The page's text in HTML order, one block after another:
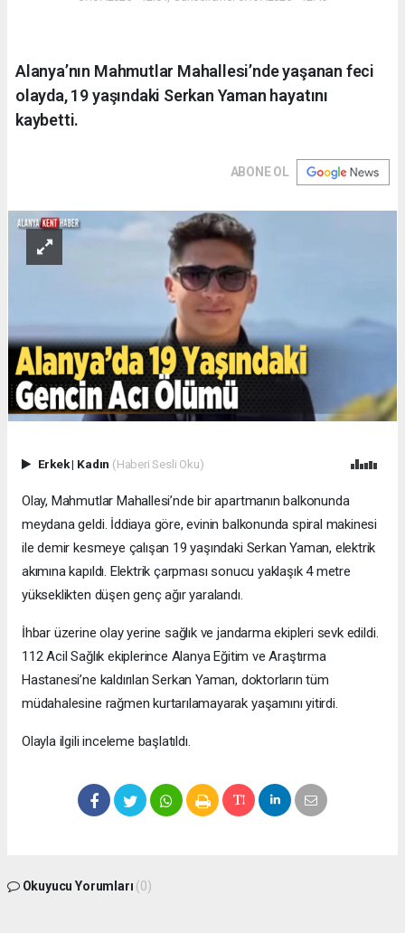
Alanya’nın Mahmutlar Mahallesi’nde yaşanan feci
olayda, 19 yaşındaki Serkan Yaman hayatını
kaybetti.
ABONE OL
Erkek| Kadın (Haberi Sesli Oku)
Olay, Mahmutlar Mahallesi’nde bir apartmanın balkonunda
meydana geldi. İddiaya göre, evinin balkonunda spiral makinesi
ile demir kesmeye çalışan 19 yaşındaki Serkan Yaman, elektrik
akımına kapıldı. Elektrik çarpması sonucu yaklaşık 4 metre
yükseklikten düşen genç ağır yaralandı.
İhbar üzerine olay yerine sağlık ve jandarma ekipleri sevk edildi.
112 Acil Sağlık ekiplerince Alanya Eğitim ve Araştırma
Hastanesi’ne kaldırılan Serkan Yaman, doktorların tüm
müdahalesine rağmen kurtarılamayarak yaşamını yitirdi.
Olayla ilgili inceleme başlatıldı.
Okuyucu Yorumları (0)